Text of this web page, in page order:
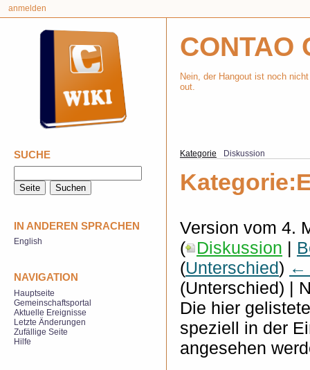
Version vom 4.
(
Diskussion |
(Unterschied) ←
(Unterschied) |
Die hier
speziell in der
angesehen
Kategorie Diskussion
anmelden
CONTAO
Nein, der Hangout ist noch
out.
SUCHE
IN ANDEREN SPRACHEN
English
NAVIGATION
Hauptseite
Gemeinschaftsportal
Aktuelle Ereignisse
Letzte Änderungen
Zufällige Seite
Hilfe